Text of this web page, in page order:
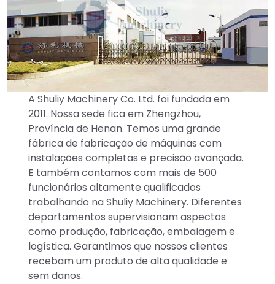
A Shuliy Machinery Co. Ltd. foi fundada em
2011. Nossa sede fica em Zhengzhou,
Província de Henan. Temos uma grande
fábrica de fabricação de máquinas com
instalações completas e precisão avançada.
E também contamos com mais de 500
funcionários altamente qualificados
trabalhando na Shuliy Machinery. Diferentes
departamentos supervisionam aspectos
como produção, fabricação, embalagem e
logística. Garantimos que nossos clientes
recebam um produto de alta qualidade e
sem danos.